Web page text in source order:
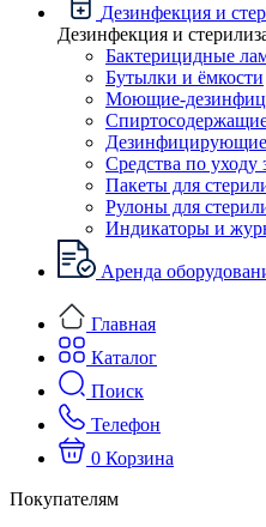
Дезинфекция и
Дезинфекция и
Бактерицидные
Бутылки и ёмкости
Моющие-
Дезинфицирующие
Средства по уходу
Пакеты для
Рулоны для
Индикаторы и
Аренда
Главная
Каталог
Поиск
Телефон
0 Корзина
Покупателям